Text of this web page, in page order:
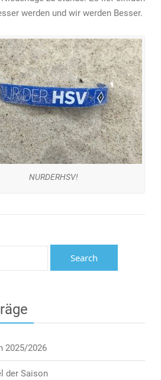
werden und wir werden Besser.
NURDERHSV!
2025/2026
der Saison